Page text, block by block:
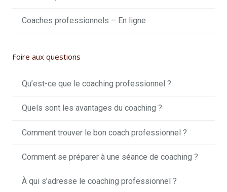
Coaches professionnels – En ligne
Foire aux questions
Qu’est-ce que le coaching professionnel ?
Quels sont les avantages du coaching ?
Comment trouver le bon coach professionnel ?
Comment se préparer à une séance de coaching ?
À qui s’adresse le coaching professionnel ?